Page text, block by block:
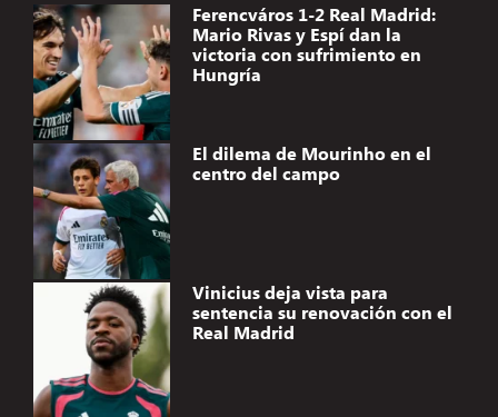
Ferencváros 1-2 Real Madrid:
Mario Rivas y Espí dan la
victoria con sufrimiento en
Hungría
El dilema de Mourinho en el
centro del campo
Vinicius deja vista para
sentencia su renovación con el
Real Madrid